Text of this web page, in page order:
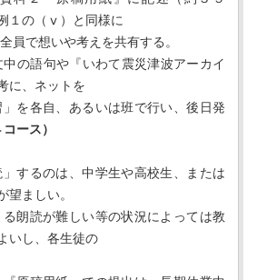
１の（ⅴ）と同様に
で想いや考えを共有する。
の語句や『いわて震災津波アーカイ
に、ネットを
各自、あるいは班で行い、後日発
ース）
」するのは、中学生や高校生、または
望ましい。
朗読が難しい等の状況によっては教
いし、各生徒の